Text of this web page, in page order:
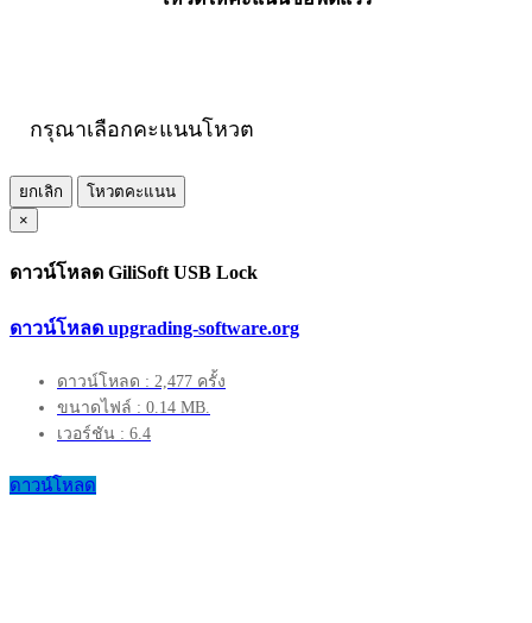
กรุณาเลือกคะแนนโหวต
ยกเลิก
โหวตคะแนน
×
ดาวน์โหลด GiliSoft USB Lock
ดาวน์โหลด upgrading-software.org
ดาวน์โหลด : 2,477 ครั้ง
ขนาดไฟล์ : 0.14 MB.
เวอร์ชัน : 6.4
ดาวน์โหลด